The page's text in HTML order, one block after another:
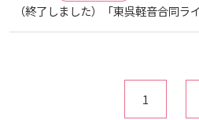
（終了しました）「東呉軽音合同ラ
1